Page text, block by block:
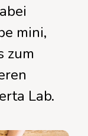
mini,
zum
Lab.